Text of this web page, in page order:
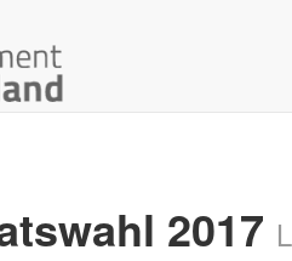
2017